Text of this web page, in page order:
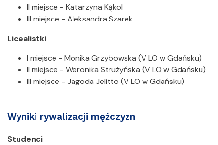
II miejsce - Katarzyna Kąkol
III miejsce - Aleksandra Szarek
Licealistki
I miejsce - Monika Grzybowska (V LO w Gdańsku)
II miejsce - Weronika Strużyńska (V LO w Gdańsku)
III miejsce - Jagoda Jelitto (V LO w Gdańsku)
Wyniki rywalizacji mężczyzn
Studenci